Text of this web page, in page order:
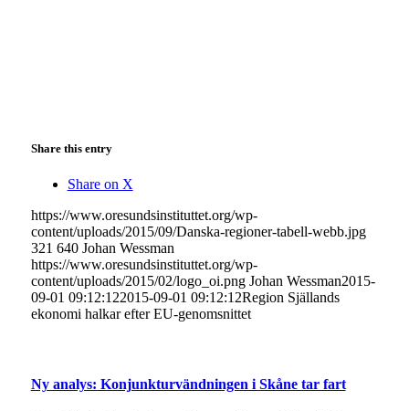
Share this entry
Share on X
https://www.oresundsinstituttet.org/wp-
content/uploads/2015/09/Danska-regioner-tabell-webb.jpg
321 640 Johan Wessman
https://www.oresundsinstituttet.org/wp-
content/uploads/2015/02/logo_oi.png Johan Wessman2015-
09-01 09:12:122015-09-01 09:12:12Region Själlands
ekonomi halkar efter EU-genomsnittet
Ny analys: Konjunkturvändningen i Skåne tar fart